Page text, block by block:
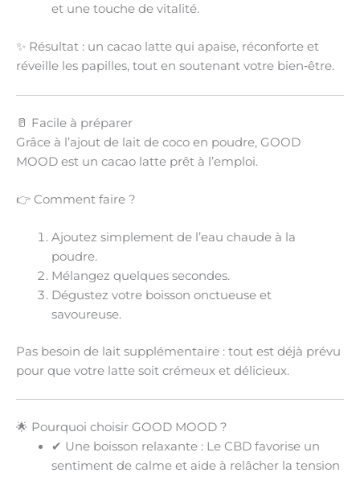
et une touche de vitalité.
✨ Résultat : un cacao latte qui apaise, réconforte et
réveille les papilles, tout en soutenant votre bien‑être.
🥛 Facile à préparer
Grâce à l’ajout de lait de coco en poudre, GOOD
MOOD est un cacao latte prêt à l’emploi.
👉 Comment faire ?
Ajoutez simplement de l’eau chaudeà la
poudre.
Mélangez quelques secondes.
Dégustez votre boisson onctueuse et
savoureuse.
Pas besoin de lait supplémentaire : tout est déjà prévu
pour que votre latte soit crémeux et délicieux.
🌟 Pourquoi choisir GOOD MOOD ?
✔ Une boisson relaxante: Le CBD favorise un
sentiment de calmeet aide à relâcher la tension